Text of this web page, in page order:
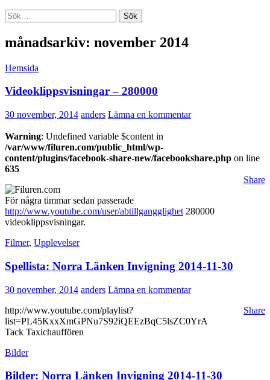
Sök
efter:
månadsarkiv: november 2014
Hemsida
Videoklippsvisningar – 280000
30 november, 2014 anders Lämna en kommentar
Warning: Undefined variable $content in
/var/www/filuren.com/public_html/wp-
content/plugins/facebook-share-new/facebookshare.php on line
635
Share
För några timmar sedan passerade
http://www.youtube.com/user/abtillgangglighet 280000
videoklippsvisningar.
Filmer, Upplevelser
Spellista: Norra Länken Invigning 2014-11-30
30 november, 2014 anders Lämna en kommentar
Share
http://www.youtube.com/playlist?
list=PL45KxxXmGPNu7S92iQEEzBqC5lsZC0YrA
Tack Taxichauffören
Bilder
Bilder: Norra Länken Invigning 2014-11-30